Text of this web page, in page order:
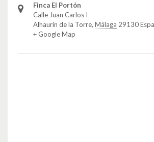
Finca El Portón
Calle Juan Carlos I
Alhaurín de la Torre, Málaga 29130
+ Google Map